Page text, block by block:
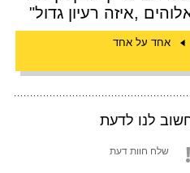
,איזה רעיון גדול"
אחד על אחד
לנו לדעת
שלח חוות דעת